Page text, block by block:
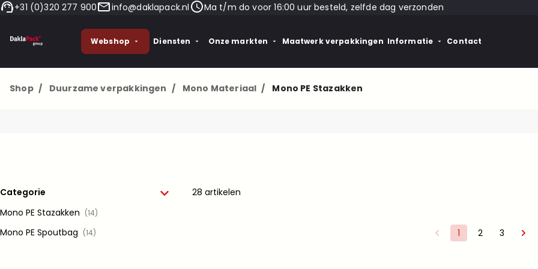
+31 (0)320 277 900 info@daklapack.nl Ma t/m do voor 16:00 uur besteld, zelfde dag verzonden
Webshop Diensten Onze markten Maatwerk verpakkingen Informatie Contact
Shop / Duurzame verpakkingen / Mono Materiaal / Mono PE Stazakken
Categorie
Mono PE Stazakken (14)
Mono PE Spoutbag (14)
28 artikelen
1 2 3